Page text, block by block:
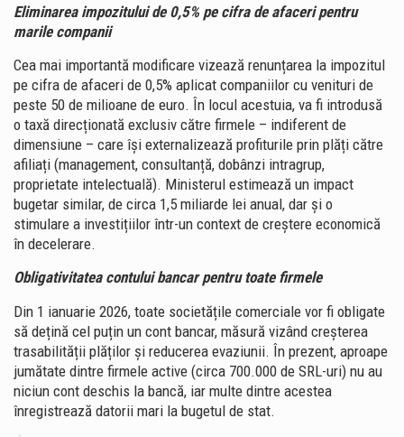
Eliminarea impozitului de 0,5% pe cifra de afaceri pentru
marile companii
Cea mai importantă modificare vizează renunțarea la impozitul
pe cifra de afaceri de 0,5% aplicat companiilor cu venituri de
peste 50 de milioane de euro. În locul acestuia, va fi introdusă
o taxă direcționată exclusiv către firmele – indiferent de
dimensiune – care își externalizează profiturile prin plăți către
afiliați (management, consultanță, dobânzi intragrup,
proprietate intelectuală). Ministerul estimează un impact
bugetar similar, de circa 1,5 miliarde lei anual, dar și o
stimulare a investițiilor într-un context de creștere economică
în decelerare.
Obligativitatea contului bancar pentru toate firmele
Din 1 ianuarie 2026, toate societățile comerciale vor fi obligate
să dețină cel puțin un cont bancar, măsură vizând creșterea
trasabilității plăților și reducerea evaziunii. În prezent, aproape
jumătate dintre firmele active (circa 700.000 de SRL-uri) nu au
niciun cont deschis la bancă, iar multe dintre acestea
înregistrează datorii mari la bugetul de stat.